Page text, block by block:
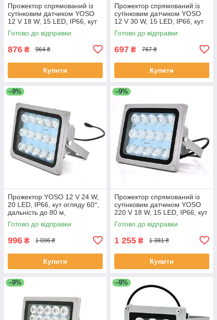
Прожектор спрямований із
сутінковим датчиком YOSO
12 V 18 W, 15 LED, IP66, кут
огляду 60°, дальність до 30
м, 177*138*65 мм, BOX
Готово до відправки
876 ₴ 964 ₴
Купити
Прожектор спрямований із
сутінковим датчиком YOSO
12 V 30 W, 15 LED, IP66, кут
огляду 60°, дальність до 50
м, 177*138*65 мм, BOX
Готово до відправки
697 ₴ 767 ₴
Купити
–9%
Прожектор YOSO 12 V 24 W,
20 LED, IP66, кут огляду 60°,
дальність до 80 м,
180*115*140 мм, BOX
ЕКОБОКС
Готово до відправки
996 ₴ 1 096 ₴
Купити
–9%
Прожектор спрямований із
сутінковим датчиком YOSO
220 V 18 W, 15 LED, IP66, кут
огляду 120°, дальність до 50
м, 177*138 х 85 мм, BOX
Готово до відправки
1 255 ₴ 1 381 ₴
Купити
–9% –9%